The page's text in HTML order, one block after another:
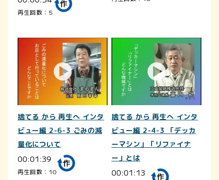
再生回数：5
捨てる から 再生へ インタ
ビュー編 2-6-3 ごみの減
量化について
00:01:39
再生回数：10
捨てる から 再生へ インタ
ビュー編 2-4-3 「デッカ
ーマシン」「リファイナ
ー」とは
00:01:13